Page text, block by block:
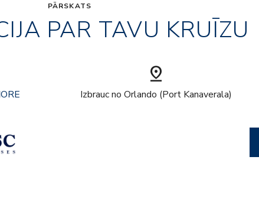
PĀRSKATS
PAR TAVU KRUĪZU
pin_drop
Izbrauc no Orlando (Port Kanaverala)